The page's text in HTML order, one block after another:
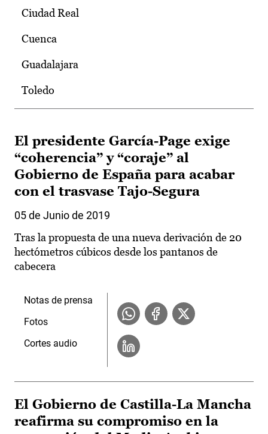
Ciudad Real
Cuenca
Guadalajara
Toledo
El presidente García-Page exige
“coherencia” y “coraje” al
Gobierno de España para acabar
con el trasvase Tajo-Segura
05 de Junio de 2019
Tras la propuesta de una nueva derivación de 20
hectómetros cúbicos desde los pantanos de
cabecera
Notas de prensa
Fotos
Cortes audio
El Gobierno de Castilla-La Mancha
reafirma su compromiso en la